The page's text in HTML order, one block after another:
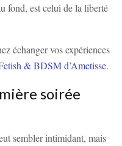
fond, est celui de la liberté
échanger vos expériences
& BDSM d’Ametisse.
soirée
sembler intimidant, mais